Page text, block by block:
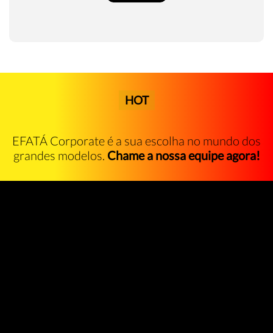
HOT
EFATÁ Corporate é a sua escolha no mundo dos
grandes modelos. Chame a nossa equipe agora!